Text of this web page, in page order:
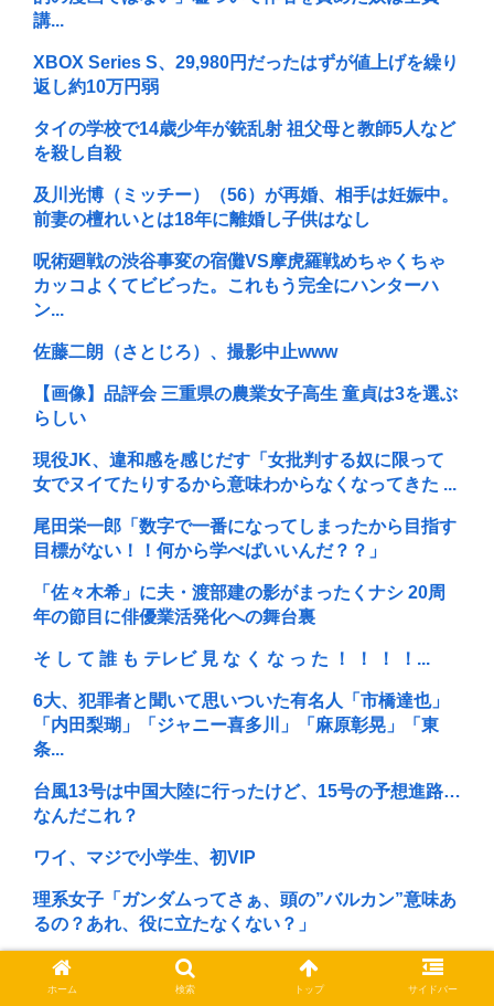
講...
XBOX Series S、29,980円だったはずが値上げを繰り
返し約10万円弱
タイの学校で14歳少年が銃乱射 祖父母と教師5人など
を殺し自殺
及川光博（ミッチー）（56）が再婚、相手は妊娠中。
前妻の檀れいとは18年に離婚し子供はなし
呪術廻戦の渋谷事変の宿儺VS摩虎羅戦めちゃくちゃ
カッコよくてビビった。これもう完全にハンターハ
ン...
佐藤二朗（さとじろ）、撮影中止www
【画像】品評会 三重県の農業女子高生 童貞は3を選ぶ
らしい
現役JK、違和感を感じだす「女批判する奴に限って
女でヌイてたりするから意味わからなくなってきた ...
尾田栄一郎「数字で一番になってしまったから目指す
目標がない！！何から学べばいいんだ？？」
「佐々木希」に夫・渡部建の影がまったくナシ 20周
年の節目に俳優業活発化への舞台裏
そ し て 誰 も テレビ 見 な く な っ た ！ ！ ！ ！...
6大、犯罪者と聞いて思いついた有名人「市橋達也」
「内田梨瑚」「ジャニー喜多川」「麻原彰晃」「東
条...
台風13号は中国大陸に行ったけど、15号の予想進路…
なんだこれ？
ワイ、マジで小学生、初VIP
理系女子「ガンダムってさぁ、頭の”バルカン”意味あ
るの？あれ、役に立たなくない？」
鈴木福「運転免許を取得しました！！ちゃんとMTだ
よ」
ホーム 検索 トップ サイドバー